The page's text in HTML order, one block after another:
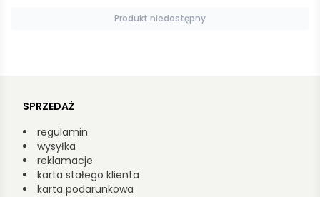
Produkt niedostępny
SPRZEDAŻ
regulamin
wysyłka
reklamacje
karta stałego klienta
karta podarunkowa